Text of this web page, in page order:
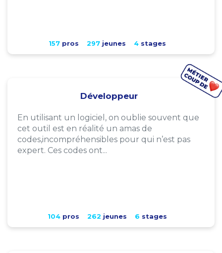
157pros 297jeunes 4stages
Développeur
En utilisant un logiciel, on oublie souvent que
cet outil est en réalité un amas de
codes,incompréhensibles pour qui n’est pas
expert. Ces codes ont...
104pros 262 jeunes 6 stages